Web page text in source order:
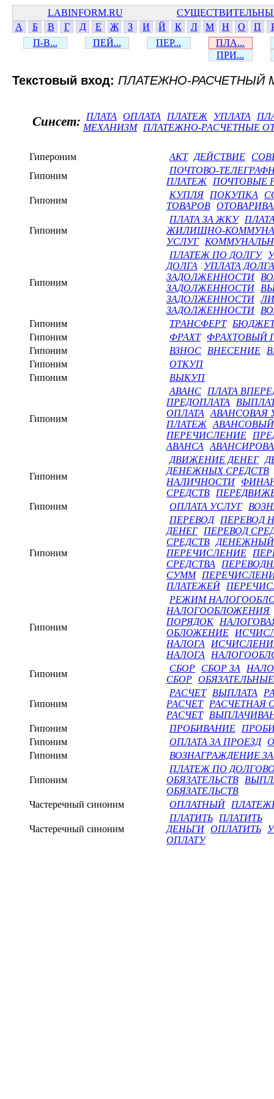
LABINFORM.RU
А
Б В Г Д Е Ж З И Й К Л М Н О П
П-В...
ПЕЙ... ПЕР...
ПЛА...
ПРИ...
Текстовый вход: ПЛАТЕЖНО-РАСЧЕТНЫЙ
Синсет: ПЛАТА ОПЛАТА ПЛАТЕЖ УПЛАТА
МЕХАНИЗМ
ПЛАТЕЖНО-РАСЧЕТНЫЕ
Гипероним АКТ ДЕЙСТВИЕ
Гипоним
ПОЧТОВО-
ПЛАТЕЖ
ПОЧТОВЫЕ
Гипоним
КУПЛЯ ПОКУПКА
ТОВАРОВ
Гипоним
ПЛАТА ЗА ЖКУ
ЖИЛИЩНО-
УСЛУГ
Гипоним
ПЛАТЕЖ ПО ДОЛГУ
ДОЛГА
УПЛАТА ДОЛГА
ЗАДОЛЖЕННОСТИ
ЗАДОЛЖЕННОСТИ
ЗАДОЛЖЕННОСТИ
ЗАДОЛЖЕННОСТИ
Гипоним
ТРАНСФЕРТ
Гипоним
ФРАХТ
ФРАХТОВЫЙ
Гипоним
ВЗНОС ВНЕСЕНИЕ
Гипоним
ОТКУП
Гипоним
ВЫКУП
Гипоним
АВАНС
ПЛАТА
ПРЕДОПЛАТА
ОПЛАТА
АВАНСОВАЯ
ПЛАТЕЖ АВАНСОВЫЙ
ПЕРЕЧИСЛЕНИЕ
АВАНСА
Гипоним
ДВИЖЕНИЕ ДЕНЕГ
ДЕНЕЖНЫХ СРЕДСТВ
НАЛИЧНОСТИ
СРЕДСТВ
Гипоним
ОПЛАТА УСЛУГ
Гипоним
ПЕРЕВОД
ПЕРЕВОД
ДЕНЕГ
ПЕРЕВОД
СРЕДСТВ
ДЕНЕЖНЫЙ
ПЕРЕЧИСЛЕНИЕ
СРЕДСТВА
СУММ
ПЛАТЕЖЕЙ
Гипоним
РЕЖИМ
НАЛОГООБЛОЖЕНИЯ
ПОРЯДОК
ОБЛОЖЕНИЕ
НАЛОГА
НАЛОГА
Гипоним
СБОР СБОР ЗА
СБОР
Гипоним
РАСЧЕТ ВЫПЛАТА
РАСЧЕТ
РАСЧЕТНАЯ
РАСЧЕТ
Гипоним
ПРОБИВАНИЕ
Гипоним
ОПЛАТА ЗА ПРОЕЗД
Гипоним
ВОЗНАГРАЖДЕНИЕ
Гипоним
ПЛАТЕЖ ПО
ОБЯЗАТЕЛЬСТВ
ОБЯЗАТЕЛЬСТВ
Частеречный синоним
ОПЛАТНЫЙ
Частеречный синоним
ПЛАТИТЬ
ПЛАТИТЬ
ДЕНЬГИ ОПЛАТИТЬ
ОПЛАТУ